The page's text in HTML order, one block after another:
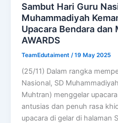
Sambut Hari Guru
Muhammadiyah
Upacara Bendara dan
AWARDS
TeamEdutaiment /19 May 2025
(25/11) Dalam rangka
Nasional, SD
Muhtran) menggelar
antusias dan penuh rasa
upacara di gelar di halaman